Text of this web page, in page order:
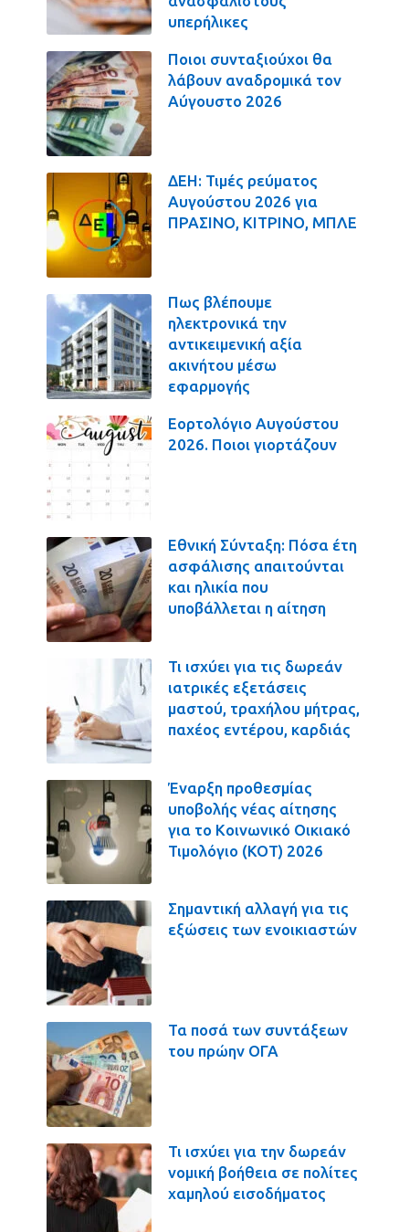
υπερήλικες
Ποιοι συνταξιούχοι θα
λάβουν αναδρομικά τον
Αύγουστο 2026
ΔΕΗ: Τιμές ρεύματος
Αυγούστου 2026 για
ΠΡΑΣΙΝΟ, ΚΙΤΡΙΝΟ, ΜΠΛΕ
Πως βλέπουμε
ηλεκτρονικά την
αντικειμενική αξία
ακινήτου μέσω
εφαρμογής
Εορτολόγιο Αυγούστου
2026. Ποιοι γιορτάζουν
Εθνική Σύνταξη: Πόσα έτη
ασφάλισης απαιτούνται
και ηλικία που
υποβάλλεται η αίτηση
Τι ισχύει για τις δωρεάν
ιατρικές εξετάσεις
μαστού, τραχήλου μήτρας,
παχέος εντέρου, καρδιάς
Έναρξη προθεσμίας
υποβολής νέας αίτησης
για το Κοινωνικό Οικιακό
Τιμολόγιο (ΚΟΤ) 2026
Σημαντική αλλαγή για τις
εξώσεις των ενοικιαστών
Τα ποσά των συντάξεων
του πρώην ΟΓΑ
Τι ισχύει για την δωρεάν
νομική βοήθεια σε πολίτες
χαμηλού εισοδήματος